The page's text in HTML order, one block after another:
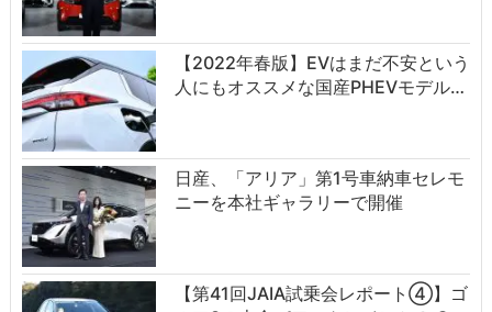
【2022年春版】EVはまだ不安という
人にもオススメな国産PHEVモデル…
日産、「アリア」第1号車納車セレモ
ニーを本社ギャラリーで開催
【第41回JAIA試乗会レポート④】ゴ